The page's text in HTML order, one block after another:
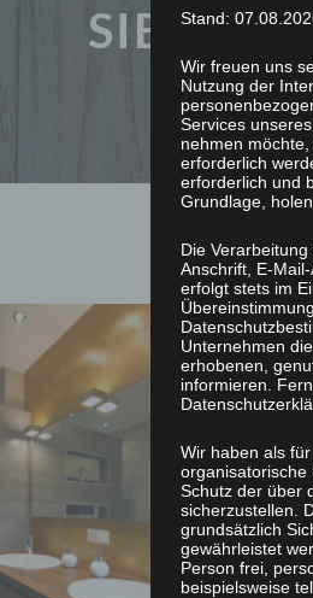
SIE Stand:
Wir freuen uns
Nutzung der
Services
nehmen
erforderlich
erforderlich und
Grundlage,
Die
Anschrift, E-
erfolgt stets im
Unternehmen
erhobenen,
informieren.
Wir haben als
organisatorische
Schutz der über
sicherzustellen.
grundsätzlich
gewährleistet
Person frei,
beispielsweise